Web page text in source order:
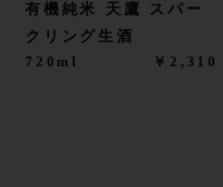
有機純米 天鷹 スパー
クリング生酒
720ml ￥2,310